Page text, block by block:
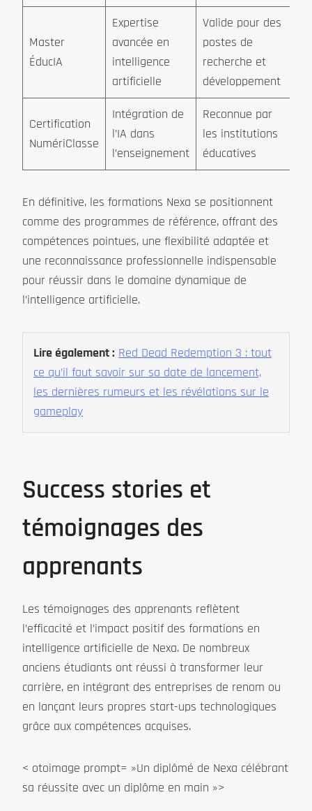
Master
ÉducIA
Expertise
avancée en
intelligence
artificielle
Valide pour des
postes de
recherche et
développement
Certification
NumériClasse
Intégration de
l’IA dans
l’enseignement
Reconnue par
les institutions
éducatives
En définitive, les formations Nexa se positionnent
comme des programmes de référence, offrant des
compétences pointues, une flexibilité adaptée et
une reconnaissance professionnelle indispensable
pour réussir dans le domaine dynamique de
l’intelligence artificielle.
Lire également : Red Dead Redemption 3 : tout
ce qu’il faut savoir sur sa date de lancement,
les dernières rumeurs et les révélations sur le
gameplay
Success stories et
témoignages des
apprenants
Les témoignages des apprenants reflètent
l’efficacité et l’impact positif des formations en
intelligence artificielle de Nexa. De nombreux
anciens étudiants ont réussi à transformer leur
carrière, en intégrant des entreprises de renom ou
en lançant leurs propres start-ups technologiques
grâce aux compétences acquises.
< otoimage prompt= »Un diplômé de Nexa célébrant
sa réussite avec un diplôme en main »>